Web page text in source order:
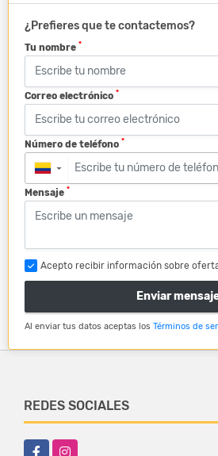
¿Prefieres que te contactemos?
Tu nombre *
Correo electrónico *
Número de teléfono *
▼
Mensaje *
Acepto recibir información sobre
Enviar
Al enviar tus datos aceptas los Términos de
REDES SOCIALES
FacebookInstagram